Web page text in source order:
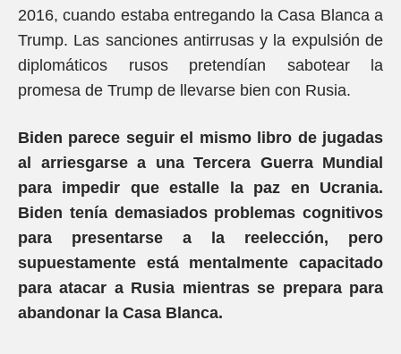
2016, cuando estaba entregando la Casa Blanca a
Trump. Las sanciones antirrusas y la expulsión de
diplomáticos rusos pretendían sabotear la
promesa de Trump de llevarse bien con Rusia.
Biden parece seguir el mismo libro de jugadas
al arriesgarse a una Tercera Guerra Mundial
para impedir que estalle la paz en Ucrania.
Biden tenía demasiados problemas cognitivos
para presentarse a la reelección, pero
supuestamente está mentalmente capacitado
para atacar a Rusia mientras se prepara para
abandonar la Casa Blanca.